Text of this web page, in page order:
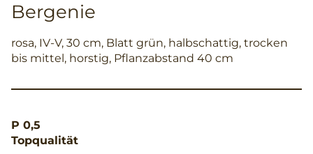
Bergenie
rosa, IV-V, 30 cm, Blatt grün, halbschattig, trocken
bis mittel, horstig, Pflanzabstand 40 cm
P 0,5
Topqualität